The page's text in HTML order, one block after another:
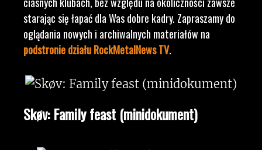
starając się łapać dla Was dobre kadry. Zapraszamy do
oglądania nowych i archiwalnych materiałów na
podstronie działu RockMetalNews TV.
Skøv: Family feast (minidokument)